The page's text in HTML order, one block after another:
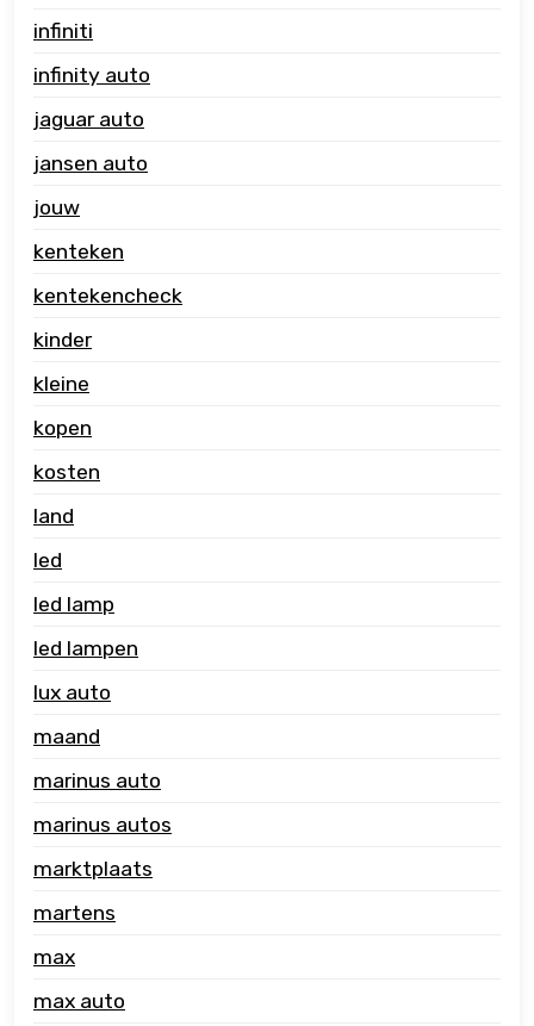
infiniti
infinity auto
jaguar auto
jansen auto
jouw
kenteken
kentekencheck
kinder
kleine
kopen
kosten
land
led
led lamp
led lampen
lux auto
maand
marinus auto
marinus autos
marktplaats
martens
max
max auto